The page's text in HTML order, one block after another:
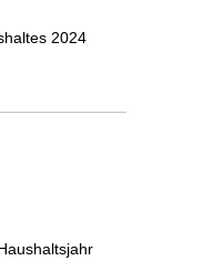
2024